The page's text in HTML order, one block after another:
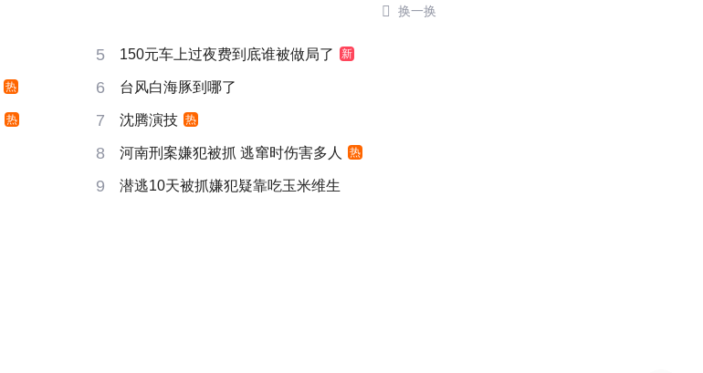
 换一换
5 150元车上过夜费到底谁被做局了 新
热 6 台风白海豚到哪了
热 7 沈腾演技 热
8 河南刑案嫌犯被抓 逃窜时伤害多人 热
9 潜逃10天被抓嫌犯疑靠吃玉米维生